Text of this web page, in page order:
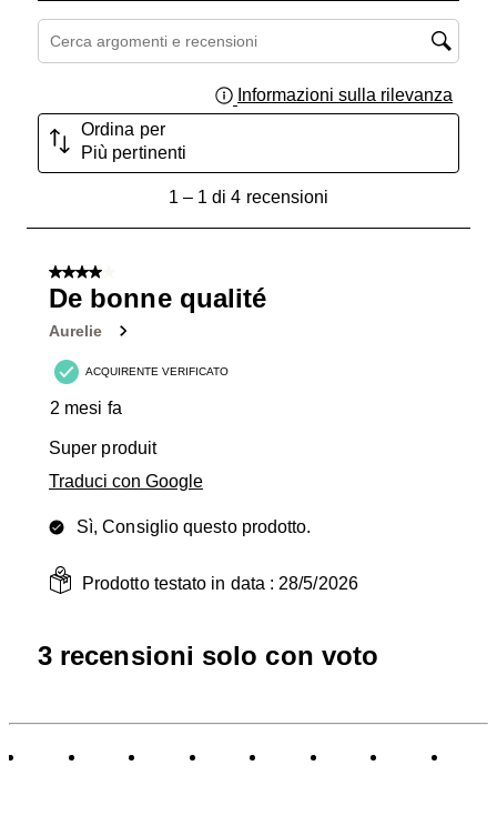
Cerca argomenti e ricerca delle recensioni
Informazioni sulla rilevanza
Ordina per
Più pertinenti
recensioni.
1– 1 di 4 recensioni
4 su 5 stelle.
De bonne qualité
Aurelie
ACQUIRENTE VERIFICATO
2 mesi fa
Super produit
Traduci con Google
Sì, Consiglio questo prodotto.
Prodotto testato in data :28/5/2026
3 recensioni solo con voto